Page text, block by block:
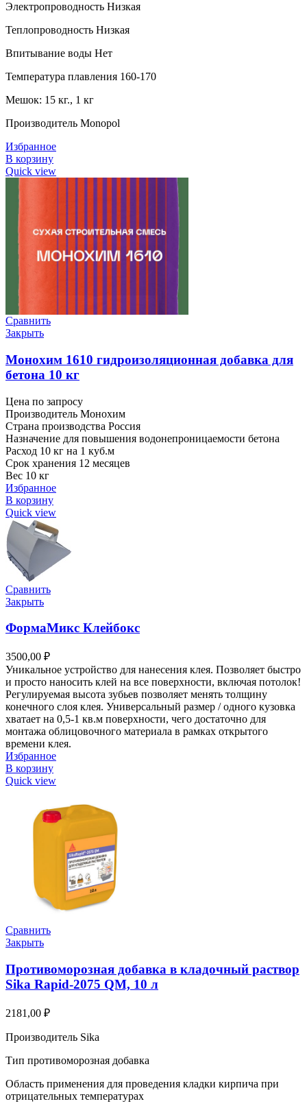
Электропроводность Низкая
Теплопроводность Низкая
Впитывание воды Нет
Температура плавления 160-170
Мешок: 15 кг., 1 кг
Производитель Monopol
Избранное
В корзину
Quick view
Сравнить
Закрыть
Монохим 1610 гидроизоляционная добавка для
бетона 10 кг
Цена по запросу
Производитель Монохим
Страна производства Россия
Назначение для повышения водонепроницаемости бетона
Расход 10 кг на 1 куб.м
Срок хранения 12 месяцев
Вес 10 кг
Избранное
В корзину
Quick view
Сравнить
Закрыть
ФормаМикс Клейбокс
3500,00 ₽
Уникальное устройство для нанесения клея. Позволяет быстро
и просто наносить клей на все поверхности, включая потолок!
Регулируемая высота зубьев позволяет менять толщину
конечного слоя клея. Универсальный размер / одного кузовка
хватает на 0,5-1 кв.м поверхности, чего достаточно для
монтажа облицовочного материала в рамках открытого
времени клея.
Избранное
В корзину
Quick view
Сравнить
Закрыть
Противоморозная добавка в кладочный раствор
Sika Rapid-2075 QM, 10 л
2181,00 ₽
Производитель Sika
Тип противоморозная добавка
Область применения для проведения кладки кирпича при
отрицательных температурах